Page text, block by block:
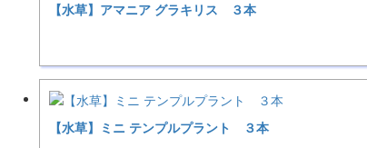
【水草】アマニア グラキリス ３本
【水草】ミニ テンプルプラント ３本